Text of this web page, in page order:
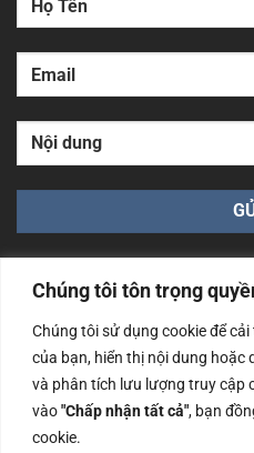
Chúng tôi tôn trọng
Chúng tôi sử dụng cookie để
của bạn, hiển thị nội dung hoặc
và phân tích lưu lượng truy cập
vào"Chấp nhận tất cả", bạn
cookie.
Công ty TNHH Nam Bình
cấp ngày 14/06/2019 bởi Sở
Nội
Copyrights @2023 Nam Binh